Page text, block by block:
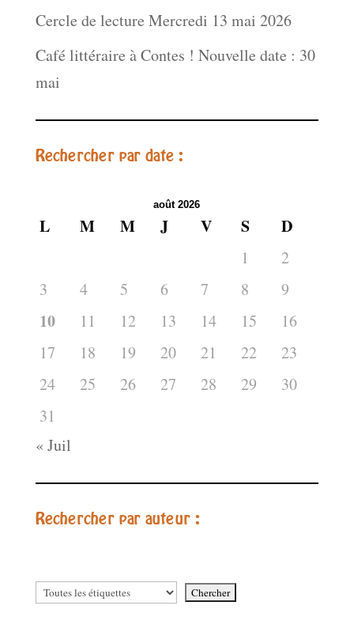
Cercle de lecture Mercredi 13 mai 2026
Café littéraire à Contes ! Nouvelle date : 30
mai
Rechercher par date :
août 2026
L M M J V S D
1
2
3
4 5 6 7 8 9
10 11 12 13 14 15
16
17
18 19 20 21 22
23
24
25 26 27 28 29
30
31
« Juil
Rechercher par auteur :